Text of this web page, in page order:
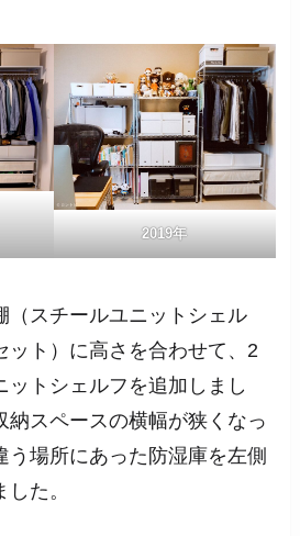
2019年
（スチールユニットシェル
ット）に高さを合わせて、2
ットシェルフを追加しまし
納スペースの横幅が狭くなっ
う場所にあった防湿庫を左側
た。